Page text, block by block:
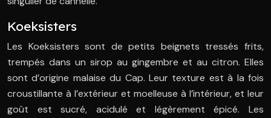
Koeksisters
Les Koeksisters sont de petits beignets tressés frits,
trempés dans un sirop au gingembre et au citron. Elles
sont d’origine malaise du Cap. Leur texture est à la fois
croustillante à l’extérieur et moelleuse à l’intérieur, et leur
goût est sucré, acidulé et légèrement épicé. Les